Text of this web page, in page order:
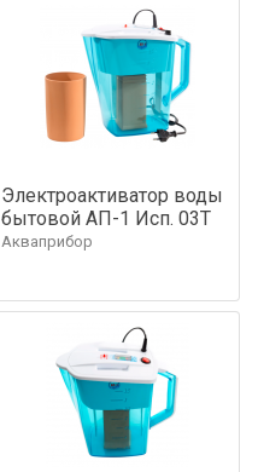
Электроактиватор воды
бытовой АП-1 Исп. 03Т
Акваприбор